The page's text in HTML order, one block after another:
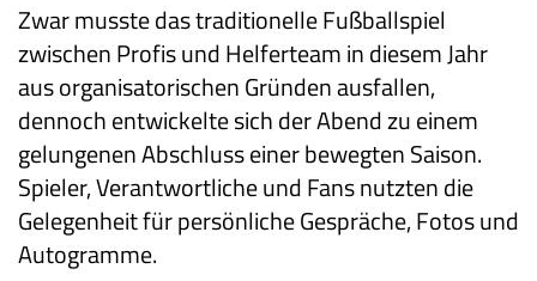
Zwar musste das traditionelle Fußballspiel
zwischen Profis und Helferteam in diesem Jahr
aus organisatorischen Gründen ausfallen,
dennoch entwickelte sich der Abend zu einem
gelungenen Abschluss einer bewegten Saison.
Spieler, Verantwortliche und Fans nutzten die
Gelegenheit für persönliche Gespräche, Fotos und
Autogramme.